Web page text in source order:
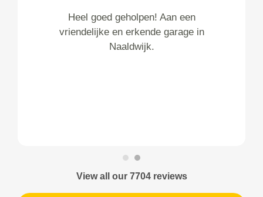
Heel goed geholpen! Aan een
vriendelijke en erkende garage in
Naaldwijk.
View all our 7704 reviews